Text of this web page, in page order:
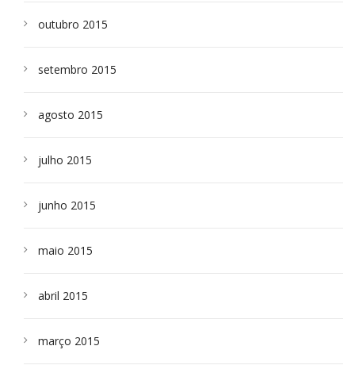
outubro 2015
setembro 2015
agosto 2015
julho 2015
junho 2015
maio 2015
abril 2015
março 2015